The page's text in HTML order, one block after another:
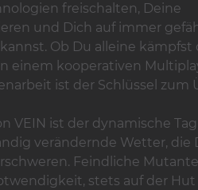
freischalten, Deine
und Dich auf immer
Ob Du alleine kämpfst
einem kooperativen
ist der Schlüssel zum
VEIN ist der dynamische
verändernde Wetter, die
Feindliche
stets auf der Hut